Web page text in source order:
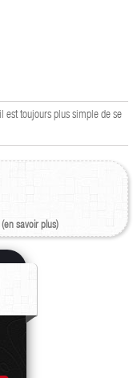
est toujours plus simple de se
savoir plus)